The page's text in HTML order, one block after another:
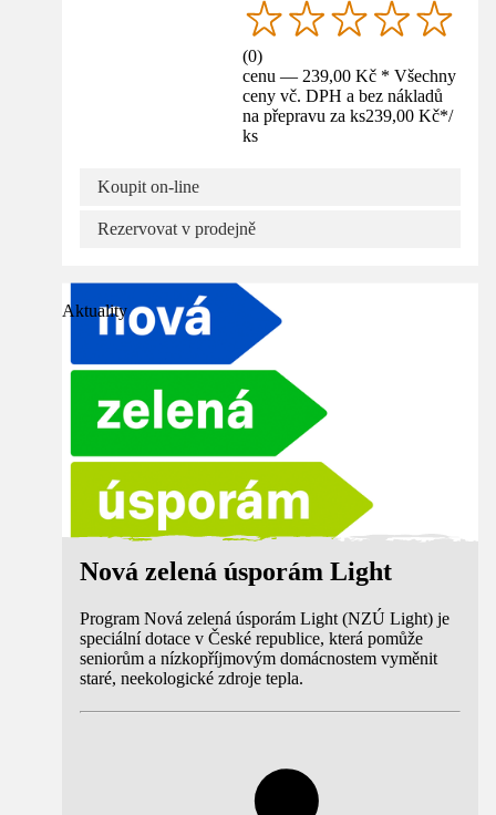
(0)
cenu — 239,00 Kč * Všechny
ceny vč. DPH a bez nákladů
na přepravu za ks239,00 Kč*/
ks
Koupit on-line
Rezervovat v prodejně
Aktuality
Nová zelená úsporám Light
Program Nová zelená úsporám Light (NZÚ Light) je
speciální dotace v České republice, která pomůže
seniorům a nízkopříjmovým domácnostem vyměnit
staré, neekologické zdroje tepla.